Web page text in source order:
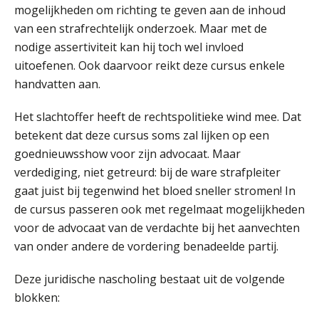
mogelijkheden om richting te geven aan de inhoud
van een strafrechtelijk onderzoek. Maar met de
nodige assertiviteit kan hij toch wel invloed
uitoefenen. Ook daarvoor reikt deze cursus enkele
handvatten aan.
Het slachtoffer heeft de rechtspolitieke wind mee. Dat
betekent dat deze cursus soms zal lijken op een
goednieuwsshow voor zijn advocaat. Maar
verdediging, niet getreurd: bij de ware strafpleiter
gaat juist bij tegenwind het bloed sneller stromen! In
de cursus passeren ook met regelmaat mogelijkheden
voor de advocaat van de verdachte bij het aanvechten
van onder andere de vordering benadeelde partij.
Deze juridische nascholing bestaat uit de volgende
blokken: